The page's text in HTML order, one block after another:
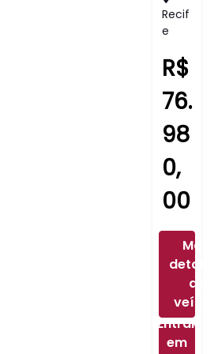
Recif
E
R$
76.
98
0,
00
Mais
detalhes
do
veículo
Entrar
em